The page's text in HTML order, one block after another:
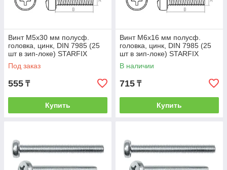
Винт М5х30 мм полусф.
головка, цинк, DIN 7985 (25
шт в зип-локе) STARFIX
(STARFIX) (SMZ1-53192-25)
Под заказ
555 ₸
Купить
Винт М6х16 мм полусф.
головка, цинк, DIN 7985 (25
шт в зип-локе) STARFIX
(STARFIX) (SMZ1-54178-25)
В наличии
715 ₸
Купить